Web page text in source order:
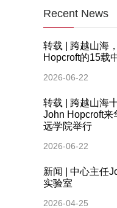
Recent News
转载 | 跨越山海
Hopcroft的15载
2026-06-22
转载 | 跨越山海
John Hopcroft来
远学院举行
2026-06-22
新闻 | 中心主任
实验室
2026-04-25